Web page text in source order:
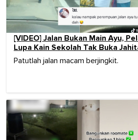
[VIDEO] Jalan Bukan Main Ayu,
Lupa Kain Sekolah Tak Buka
Patutlah jalan macam berjingkit.